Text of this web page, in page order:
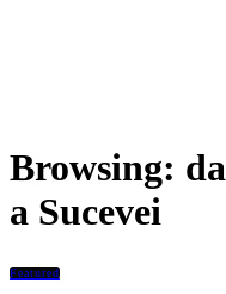
Browsing:
a Sucevei
Featured